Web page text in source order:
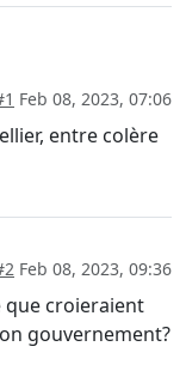
Feb 08, 2023, 07:06
entre colère
Feb 08, 2023, 09:36
que croieraient
gouvernement?